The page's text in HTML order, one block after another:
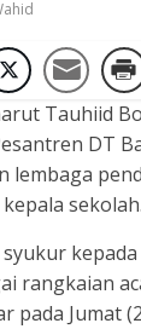
Tauhiid
DT
lembaga
sekolah.
rangkaian
pada Jumat